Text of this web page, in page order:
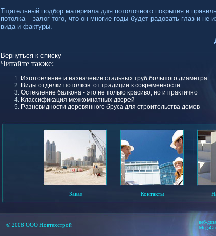
Тщательный подбор материала для потолочного покрытия и
потолка – залог того, что он многие годы будет радовать глаз и не
вида и фактуры.
Вернуться к списку
Читайте также:
Изготовление и назначение стальных труб большого диаметра
Виды отделки потолков: от традиции к современности
Остекление балкона - это не только красиво, но и практично
Классификация межкомнатных дверей
Разновидности деревянного бруса для строительства домов
Заказ Контакты
© 2008 ООО Новтехстрой
веб-